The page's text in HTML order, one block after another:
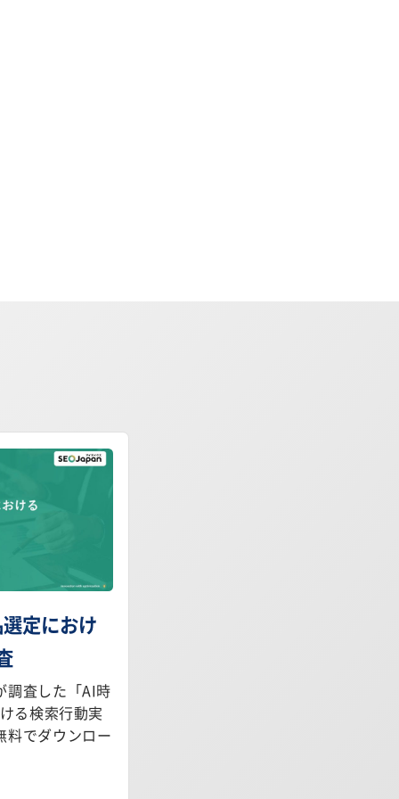
定におけ
調査した「AI時
る検索行動実
料でダウンロー